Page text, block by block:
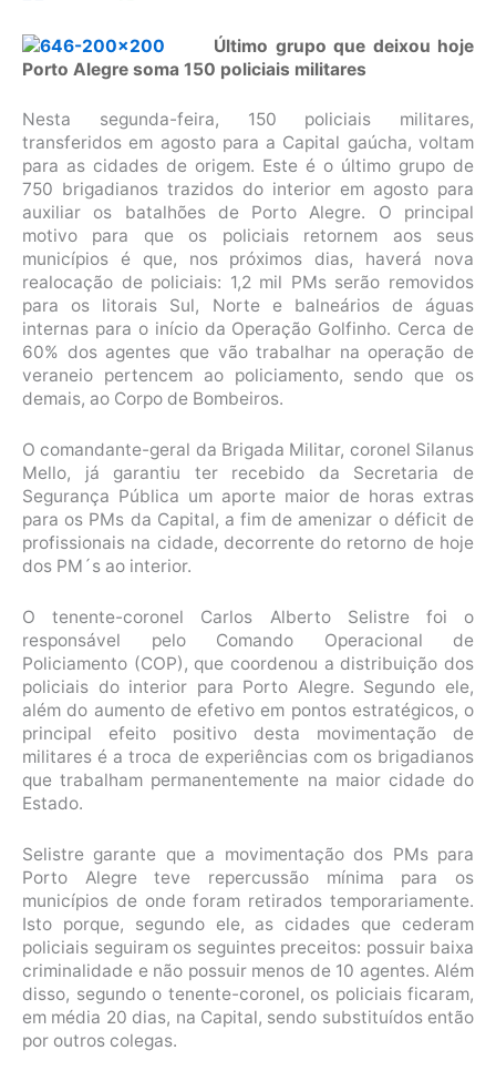
Último grupo que deixou hoje
Porto Alegre soma 150 policiais militares
Nesta segunda-feira, 150 policiais militares,
transferidos em agosto para a Capital gaúcha, voltam
para as cidades de origem. Este é o último grupo de
750 brigadianos trazidos do interior em agosto para
auxiliar os batalhões de Porto Alegre. O principal
motivo para que os policiais retornem aos seus
municípios é que, nos próximos dias, haverá nova
realocação de policiais: 1,2 mil PMs serão removidos
para os litorais Sul, Norte e balneários de águas
internas para o início da Operação Golfinho. Cerca de
60% dos agentes que vão trabalhar na operação de
veraneio pertencem ao policiamento, sendo que os
demais, ao Corpo de Bombeiros.
O comandante-geral da Brigada Militar, coronel Silanus
Mello, já garantiu ter recebido da Secretaria de
Segurança Pública um aporte maior de horas extras
para os PMs da Capital, a fim de amenizar o déficit de
profissionais na cidade, decorrente do retorno de hoje
dos PM´s ao interior.
O tenente-coronel Carlos Alberto Selistre foi o
responsável pelo Comando Operacional de
Policiamento (COP), que coordenou a distribuição dos
policiais do interior para Porto Alegre. Segundo ele,
além do aumento de efetivo em pontos estratégicos, o
principal efeito positivo desta movimentação de
militares é a troca de experiências com os brigadianos
que trabalham permanentemente na maior cidade do
Estado.
Selistre garante que a movimentação dos PMs para
Porto Alegre teve repercussão mínima para os
municípios de onde foram retirados temporariamente.
Isto porque, segundo ele, as cidades que cederam
policiais seguiram os seguintes preceitos: possuir baixa
criminalidade e não possuir menos de 10 agentes. Além
disso, segundo o tenente-coronel, os policiais ficaram,
em média 20 dias, na Capital, sendo substituídos então
por outros colegas.